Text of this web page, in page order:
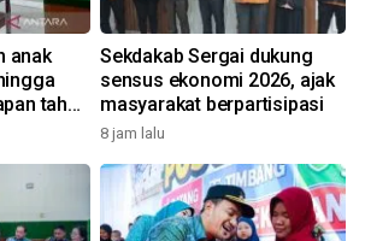
anak
tahun
Sekdakab Sergai dukung
sensus ekonomi 2026, ajak
masyarakat berpartisipasi
8 jam lalu